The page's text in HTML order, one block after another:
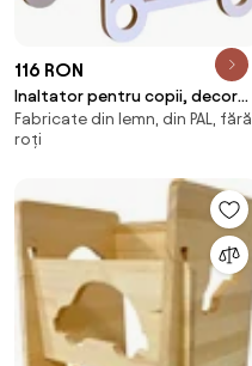
116 RON
Inaltator pentru copii, decor
masinuta
Fabricate din lemn, din PAL, fără
roți